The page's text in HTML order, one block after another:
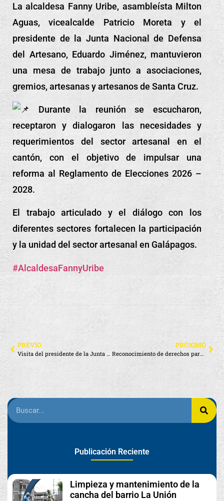
La alcaldesa Fanny Uribe, asambleísta Milton
Aguas, vicealcalde Patricio Moreta y el
presidente de la Junta Nacional de Defensa
del Artesano, Eduardo Jiménez, mantuvieron
una mesa de trabajo junto a asociaciones,
gremios, artesanas y artesanos de Santa Cruz.
Durante la reunión se escucharon,
receptaron y dialogaron las necesidades y
requerimientos del sector artesanal en el
cantón, con el objetivo de impulsar una
reforma al Reglamento de Elecciones 2026 –
2028.
El trabajo articulado y el diálogo con los
diferentes sectores fortalecen la participación
y la unidad del sector artesanal en Galápagos.
#AlcaldesaFannyUribe
PREVIO
Visita del presidente de la Junta Nacional de Defensa del Artesano, Eduardo Jiménez
PRÓXIMO
Reconocimiento de derechos para nuestros compañeros municipales
Publicación Reciente
Limpieza y mantenimiento de la
cancha del barrio La Unión